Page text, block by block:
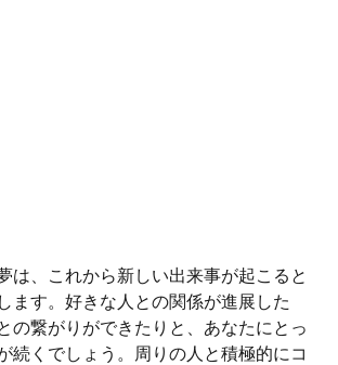
は、これから新しい出来事が起こると
ます。好きな人との関係が進展した
の繋がりができたりと、あなたにとっ
続くでしょう。周りの人と積極的にコ